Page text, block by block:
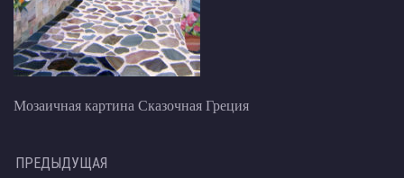
Мозаичная картина Сказочная Греция
ПРЕДЫДУЩАЯ